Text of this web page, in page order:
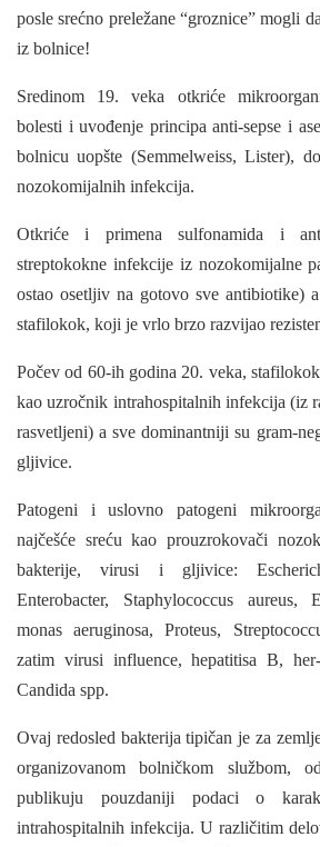
posle srećno preležane “groznice” mogli
iz bolnice!
Sredinom 19. veka otkriće
bolesti i uvođenje principa anti-sepse i
bolnicu uopšte (Semmelweiss, Lister),
nozokomijalnih infekcija.
Otkriće i primena sulfonamida i
streptokokne infekcije iz nozokomi­jalne
ostao osetljiv na gotovo sve antibiotike)
stafilokok, koji je vrlo brzo razvijao
Počev od 60-ih godina 20. veka,
kao uzročnik intrahospi­talnih infekcija (iz
rasvetljeni) a sve dominantniji su gram-
gljivice.
Patogeni i uslovno patogeni
najčešće sreću kao prouzrokovači
bakterije, virusi i glji­vice:
Enterobacter, Staphylococcus aureus,
monas aeruginosa, Proteus,
zatim virusi influence, hepatitisa B,
Candida spp.
Ovaj redosled bakterija tipičan je za
organizovanom bolničkom službom,
publikuju pouzdaniji podaci o
intrahospitalnih infekcija. U različitim